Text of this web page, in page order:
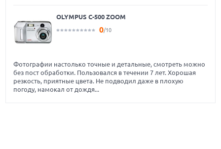
OLYMPUS C-500 ZOOM
0/10
Фотографии настолько точные и детальные, смотреть можно
без пост обработки. Пользовался в течении 7 лет. Хорошая
резкость, приятные цвета. Не подводил даже в плохую
погоду, намокал от дождя...